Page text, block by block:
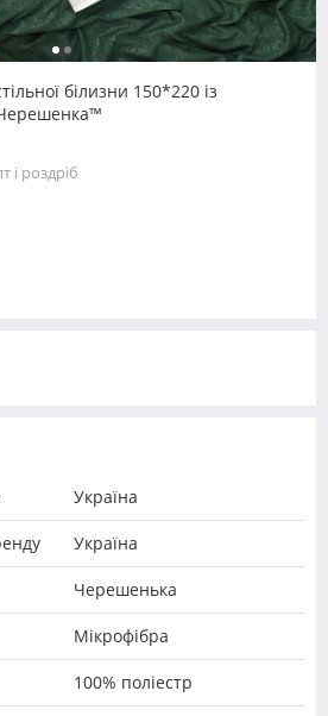
білизни 150*220 із
і роздріб
Україна
Україна
Черешенька
Мікрофібра
100% поліестр